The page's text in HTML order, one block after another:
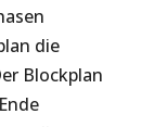
die
Blockplan